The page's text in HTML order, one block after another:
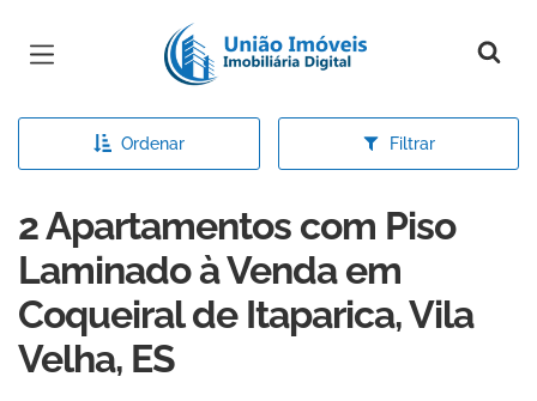
Página inicial
Ordenar Filtrar
2 Apartamentos com Piso
Laminado à Venda em
Coqueiral de Itaparica, Vila
Velha, ES